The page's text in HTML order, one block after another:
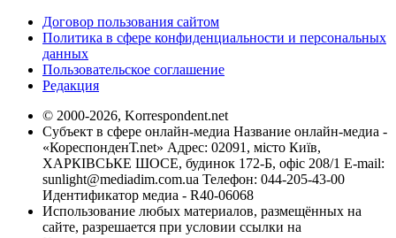
Договор пользования сайтом
Политика в сфере конфиденциальности и персональных
данных
Пользовательское соглашение
Редакция
© 2000-2026, Korrespondent.net
Субъект в сфере онлайн-медиа Название онлайн-медиа -
«КореспонденТ.net» Адрес: 02091, місто Київ,
ХАРКІВСЬКЕ ШОСЕ, будинок 172-Б, офіс 208/1 E-mail:
sunlight@mediadim.com.ua Телефон: 044-205-43-00
Идентификатор медиа - R40-06068
Использование любых материалов, размещённых на
сайте, разрешается при условии ссылки на